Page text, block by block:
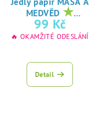
MEDVĚD ★
oblíbený tisk na
jedlý papír
99 Kč
🔥 OKAMŽITÉ ODESLÁNÍ
Detail